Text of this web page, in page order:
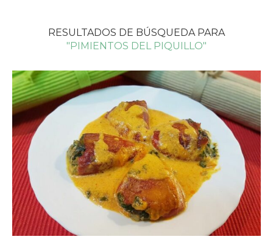
RESULTADOS DE BÚSQUEDA PARA
"PIMIENTOS DEL PIQUILLO"